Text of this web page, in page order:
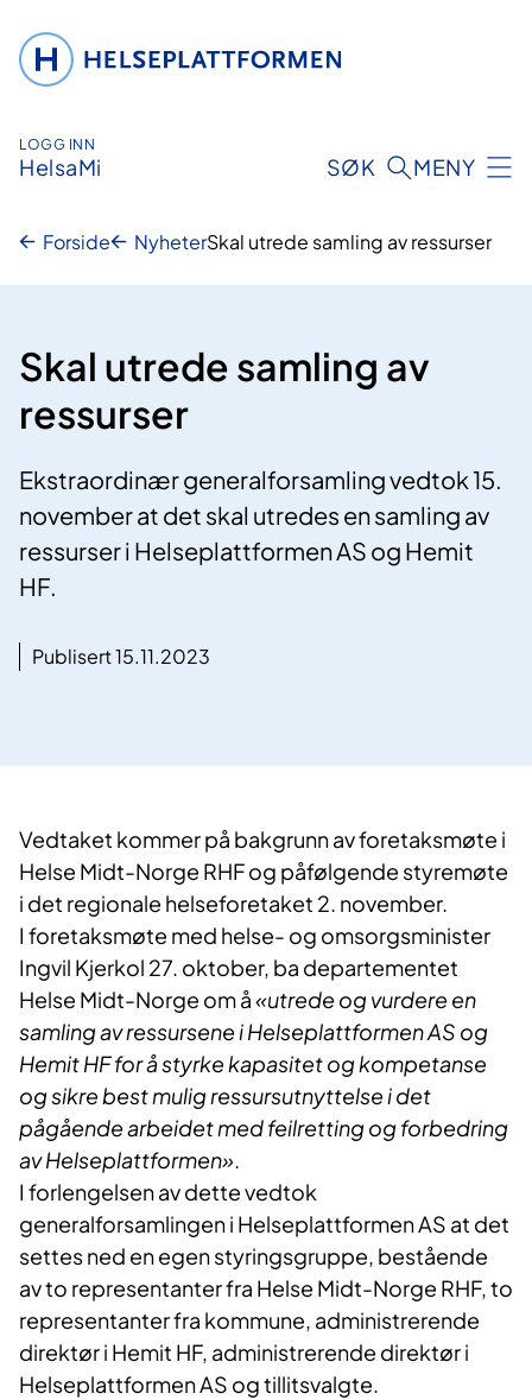
innhold
LOGG INN
HelsaMi SØK MENY
Forside NyheterSkal utrede samling av ressurser
Skal utrede samling av
ressurser
Ekstraordinær generalforsamling vedtok 15.
november at det skal utredes en samling av
ressurser i Helseplattformen AS og Hemit
HF.
Publisert 15.11.2023
Vedtaket kommer på bakgrunn av foretaksmøte i
Helse Midt-Norge RHF og påfølgende styremøte
i det regionale helseforetaket 2. november.
I foretaksmøte med helse- og omsorgsminister
Ingvil Kjerkol 27. oktober, ba departementet
Helse Midt-Norge om å«utrede og vurdere en
samling av ressursene i Helseplattformen AS og
Hemit HF for å styrke kapasitet og kompetanse
og sikre best mulig ressursutnyttelse i det
pågående arbeidet med feilretting og forbedring
av Helseplattformen».
I forlengelsen av dette vedtok
generalforsamlingen i Helseplattformen AS at det
settes ned en egen styringsgruppe, bestående
av to representanter fra Helse Midt-Norge RHF, to
representanter fra kommune, administrerende
direktør i Hemit HF, administrerende direktør i
Helseplattformen AS og tillitsvalgte.